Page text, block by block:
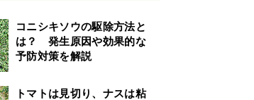
コニシキソウの駆除方法と
は？ 発生原因や効果的な
予防対策を解説
トマトは見切り、ナスは粘